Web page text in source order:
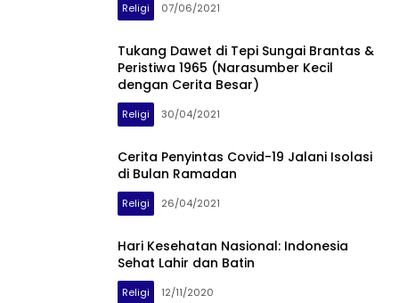
Religi 07/06/2021
Tukang Dawet di Tepi Sungai Brantas &
Peristiwa 1965 (Narasumber Kecil
dengan Cerita Besar)
Religi 30/04/2021
Cerita Penyintas Covid-19 Jalani Isolasi
di Bulan Ramadan
Religi 26/04/2021
Hari Kesehatan Nasional: Indonesia
Sehat Lahir dan Batin
Religi 12/11/2020